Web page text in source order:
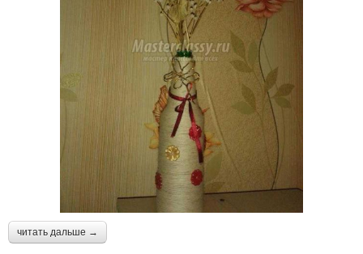
читать дальше →